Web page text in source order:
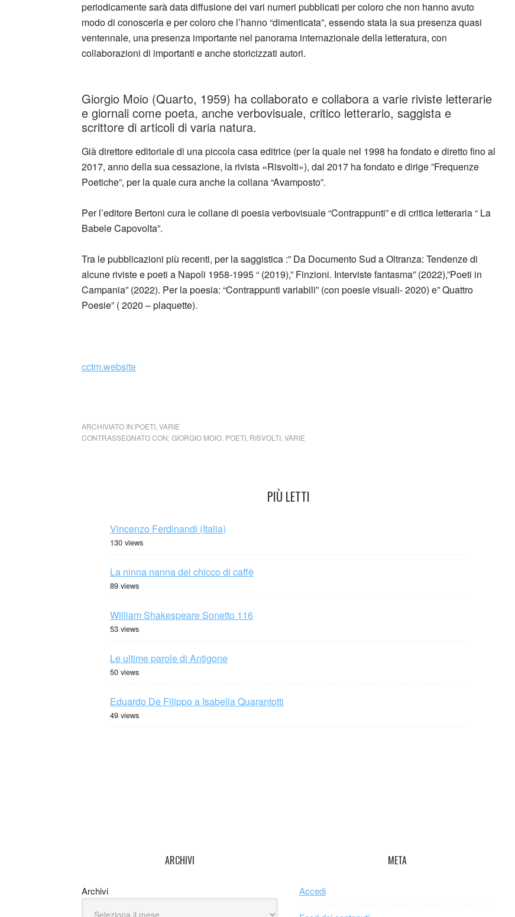
periodicamente sarà data diffusione dei vari numeri pubblicati per coloro che non hanno avuto
modo di conoscerla e per coloro che l’hanno “dimenticata”, essendo stata la sua presenza quasi
ventennale, una presenza importante nel panorama internazionale della letteratura, con
collaborazioni di importanti e anche storicizzati autori.
Giorgio Moio (Quarto, 1959) ha collaborato e collabora a varie riviste letterarie
e giornali come poeta, anche verbovisuale, critico letterario, saggista e
scrittore di articoli di varia natura.
Già direttore editoriale di una piccola casa editrice (per la quale nel 1998 ha fondato e diretto fino al
2017, anno della sua cessazione, la rivista «Risvolti»), dal 2017 ha fondato e dirige ”Frequenze
Poetiche”, per la quale cura anche la collana “Avamposto”.
Per l’editore Bertoni cura le collane di poesia verbovisuale “Contrappunti” e di critica letteraria “ La
Babele Capovolta”.
Tra le pubblicazioni più recenti, per la saggistica :” Da Documento Sud a Oltranza: Tendenze di
alcune riviste e poeti a Napoli 1958-1995 “ (2019),” Finzioni. Interviste fantasma” (2022),”Poeti in
Campania” (2022). Per la poesia: “Contrappunti variabili” (con poesie visuali- 2020) e” Quattro
Poesie” ( 2020 – plaquette).
cctm.website
ARCHIVIATO IN:POETI VARIE
CONTRASSEGNATO CON:GIORGIO MOIO POETI RISVOLTI VARIE
PIÙ LETTI
Vincenzo Ferdinandi (Italia)
130 views
La ninna nanna del chicco di caffè
89 views
William Shakespeare Sonetto 116
53 views
Le ultime parole di Antigone
50 views
Eduardo De Filippo a Isabella Quarantotti
49 views
ARCHIVI
Archivi
META
Accedi